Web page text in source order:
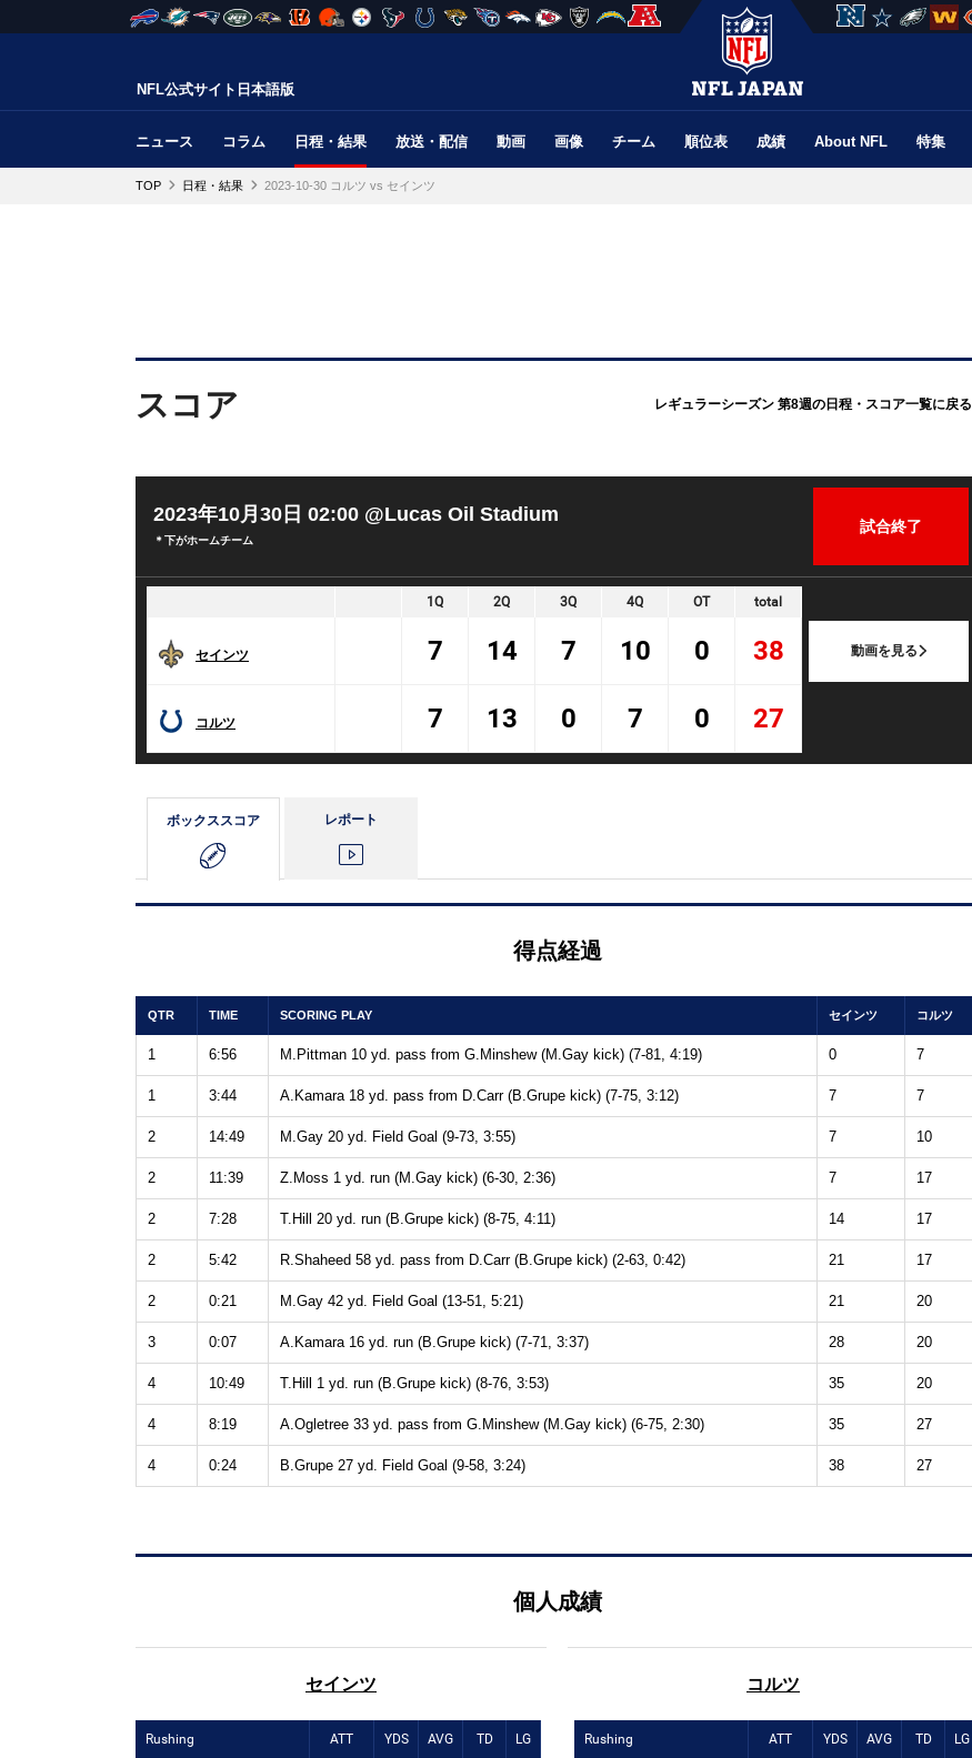
NFL公式サイト日本語版
ニュース コラム 日程・結果 放送・配信 動画 画像 チーム 順位表 成績 About NFL 特集
TOP 日程・結果 2023-10-30 コルツ vs セインツ
スコア レギュラーシーズン 第8週の日程・スコア一覧に戻る
2023年10月30日 02:00 @Lucas Oil Stadium
＊下がホームチーム
試合終了
1Q 2Q 3Q 4Q OT total
セインツ 7 14 7 10 0 38
コルツ 7 13 0 7 0 27
動画を見る
ボックススコア レポート
得点経過
QTR TIME SCORING PLAY セインツ コルツ
1 6:56 M.Pittman 10 yd. pass from G.Minshew (M.Gay kick) (7-81, 4:19) 0 7
1 3:44 A.Kamara 18 yd. pass from D.Carr (B.Grupe kick) (7-75, 3:12) 7 7
2 14:49 M.Gay 20 yd. Field Goal (9-73, 3:55) 7 10
2 11:39 Z.Moss 1 yd. run (M.Gay kick) (6-30, 2:36) 7 17
2 7:28 T.Hill 20 yd. run (B.Grupe kick) (8-75, 4:11) 14 17
2 5:42 R.Shaheed 58 yd. pass from D.Carr (B.Grupe kick) (2-63, 0:42) 21 17
2 0:21 M.Gay 42 yd. Field Goal (13-51, 5:21) 21 20
3 0:07 A.Kamara 16 yd. run (B.Grupe kick) (7-71, 3:37) 28 20
4 10:49 T.Hill 1 yd. run (B.Grupe kick) (8-76, 3:53) 35 20
4 8:19 A.Ogletree 33 yd. pass from G.Minshew (M.Gay kick) (6-75, 2:30) 35 27
4 0:24 B.Grupe 27 yd. Field Goal (9-58, 3:24) 38 27
個人成績
セインツ コルツ
Rushing ATT YDS AVG TD LG Rushing ATT YDS AVG TD LG